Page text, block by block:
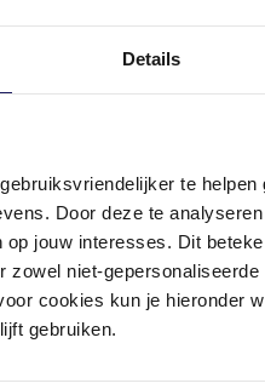
Details
te
Door deze te
op jouw interesses. Dit
zowel niet-
cookies kun je hieronder
gebruiken.